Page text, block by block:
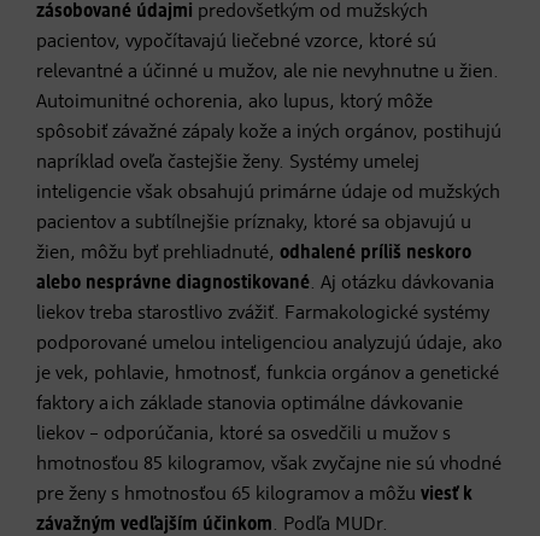
zásobované údajmi predovšetkým od mužských
pacientov, vypočítavajú liečebné vzorce, ktoré sú
relevantné a účinné u mužov, ale nie nevyhnutne u žien.
Autoimunitné ochorenia, ako lupus, ktorý môže
spôsobiť závažné zápaly kože a iných orgánov, postihujú
napríklad oveľa častejšie ženy. Systémy umelej
inteligencie však obsahujú primárne údaje od mužských
pacientov a subtílnejšie príznaky, ktoré sa objavujú u
žien, môžu byť prehliadnuté, odhalené príliš neskoro
alebo nesprávne diagnostikované. Aj otázku dávkovania
liekov treba starostlivo zvážiť. Farmakologické systémy
podporované umelou inteligenciou analyzujú údaje, ako
je vek, pohlavie, hmotnosť, funkcia orgánov a genetické
faktory a ich základe stanovia optimálne dávkovanie
liekov – odporúčania, ktoré sa osvedčili u mužov s
hmotnosťou 85 kilogramov, však zvyčajne nie sú vhodné
pre ženy s hmotnosťou 65 kilogramov a môžu viesť k
závažným vedľajším účinkom. Podľa MUDr.